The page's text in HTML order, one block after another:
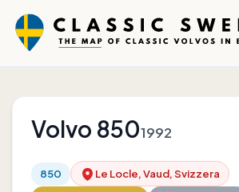
Volvo 8501992
850
Le Locle, Vaud, Svizzera